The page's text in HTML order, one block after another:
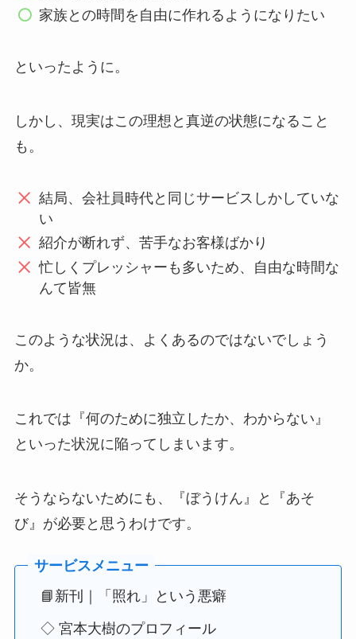
家族との時間を自由に作れるようになりたい
といったように。
しかし、現実はこの理想と真逆の状態になること
も。
結局、会社員時代と同じサービスしかしていな
い
紹介が断れず、苦手なお客様ばかり
忙しくプレッシャーも多いため、自由な時間な
んて皆無
このような状況は、よくあるのではないでしょう
か。
これでは『何のために独立したか、わからない』
といった状況に陥ってしまいます。
そうならないためにも、『ぼうけん』と『あそ
び』が必要と思うわけです。
📘新刊｜「照れ」という悪癖
◇ 宮本大樹のプロフィール